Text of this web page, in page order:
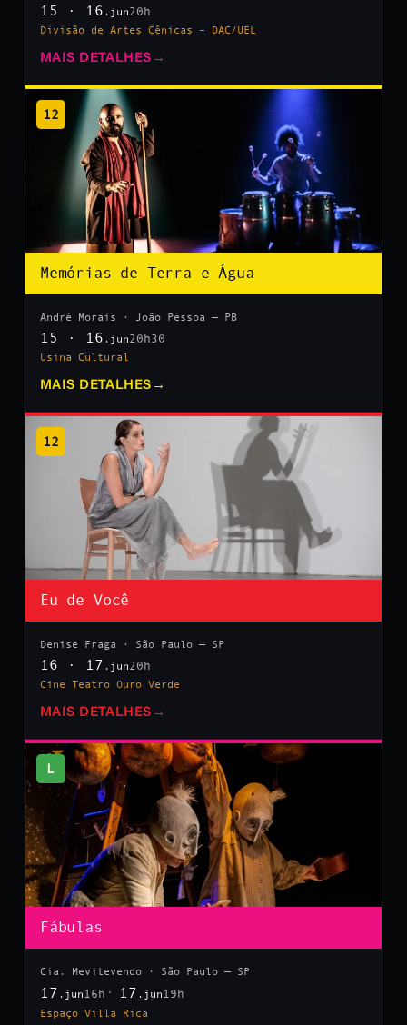
15 · 16 .jun20h
Divisão de Artes Cênicas – DAC/UEL
MAIS DETALHES →
12
Memórias de Terra e Água
André Morais · João Pessoa — PB
15 · 16 .jun20h30
Usina Cultural
MAIS DETALHES →
12
Eu de Você
Denise Fraga · São Paulo — SP
16 · 17 .jun20h
Cine Teatro Ouro Verde
MAIS DETALHES →
L
Fábulas
Cia. Mevitevendo · São Paulo — SP
17 .jun 16h 17 .jun 19h
Espaço Villa Rica